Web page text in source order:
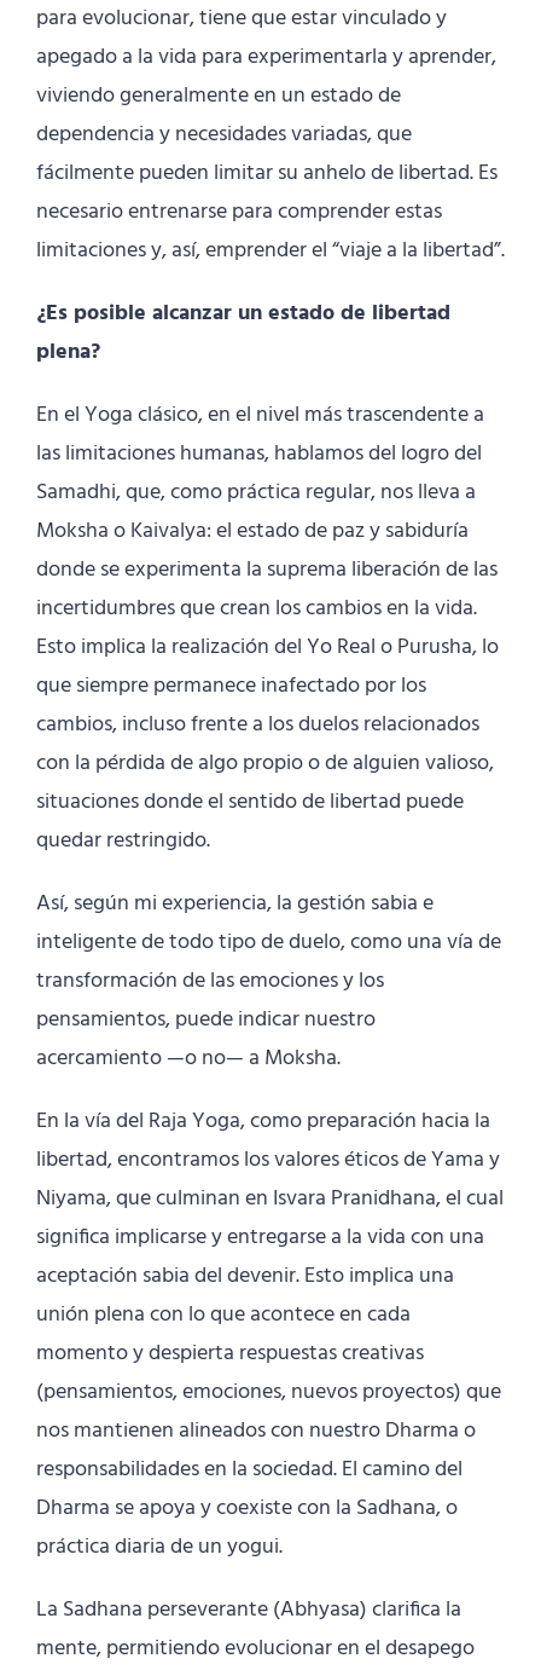
para evolucionar, tiene que estar vinculado y
apegado a la vida para experimentarla y aprender,
viviendo generalmente en un estado de
dependencia y necesidades variadas, que
fácilmente pueden limitar su anhelo de libertad. Es
necesario entrenarse para comprender estas
limitaciones y, así, emprender el “viaje a la libertad”.
¿Es posible alcanzar un estado de libertad
plena?
En el Yoga clásico, en el nivel más trascendente a
las limitaciones humanas, hablamos del logro del
Samadhi, que, como práctica regular, nos lleva a
Moksha o Kaivalya: el estado de paz y sabiduría
donde se experimenta la suprema liberación de las
incertidumbres que crean los cambios en la vida.
Esto implica la realización del Yo Real o Purusha, lo
que siempre permanece inafectado por los
cambios, incluso frente a los duelos relacionados
con la pérdida de algo propio o de alguien valioso,
situaciones donde el sentido de libertad puede
quedar restringido.
Así, según mi experiencia, la gestión sabia e
inteligente de todo tipo de duelo, como una vía de
transformación de las emociones y los
pensamientos, puede indicar nuestro
acercamiento —o no— a Moksha.
En la vía del Raja Yoga, como preparación hacia la
libertad, encontramos los valores éticos de Yama y
Niyama, que culminan en Isvara Pranidhana, el cual
significa implicarse y entregarse a la vida con una
aceptación sabia del devenir. Esto implica una
unión plena con lo que acontece en cada
momento y despierta respuestas creativas
(pensamientos, emociones, nuevos proyectos) que
nos mantienen alineados con nuestro Dharma o
responsabilidades en la sociedad. El camino del
Dharma se apoya y coexiste con la Sadhana, o
práctica diaria de un yogui.
La Sadhana perseverante (Abhyasa) clarifica la
mente, permitiendo evolucionar en el desapego